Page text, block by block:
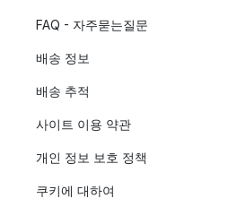
FAQ - 자주묻는질문
배송 정보
배송 추적
사이트 이용 약관
개인 정보 보호 정책
쿠키에 대하여